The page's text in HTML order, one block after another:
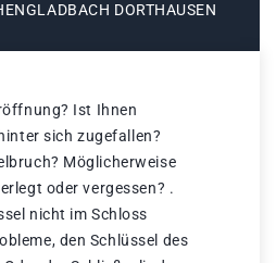
DORTHAUSEN
Ist Ihnen
sich zugefallen?
Möglicherweise
oder vergessen? .
nicht im Schloss
den Schlüssel des